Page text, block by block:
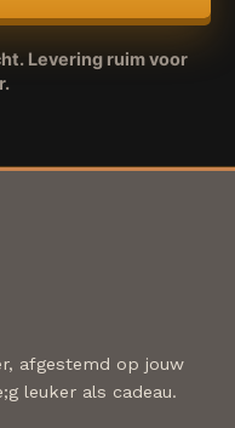
Levering ruim voor
afgestemd op jouw
leuker als cadeau.